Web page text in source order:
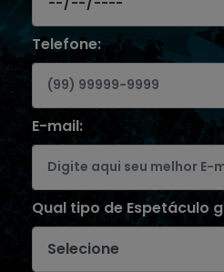
Telefone:
E-mail:
Qual tipo de Espetáculo